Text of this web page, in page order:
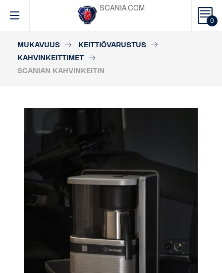
0
SCANIA.COM
MUKAVUUS
KEITTIÖVARUSTUS
KAHVINKEITTIMET
SCANIAN KAHVINKEITIN